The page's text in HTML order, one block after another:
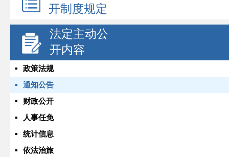
开制度规定
法定主动公
开内容
政策法规
通知公告
财政公开
人事任免
统计信息
依法治旅